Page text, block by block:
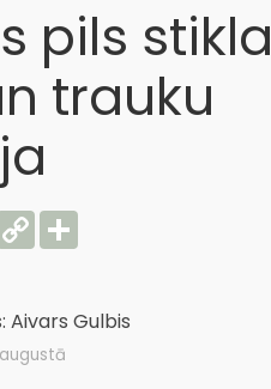
pils stikla
trauku
Copy
Link
Share
Aivars Gulbis